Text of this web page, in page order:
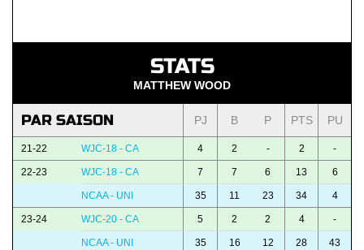
STATS
MATTHEW WOOD
PAR SAISON PJ B P PTS PU
21-22 WJC-18 - CA 4 2 - 2 -
22-23 WJC-18 - CA 7 7 6 13 6
NCAA - UNI 35 11 23 34 4
23-24 WJC-20 - CA 5 2 2 4 -
NCAA - UNI 35 16 12 28 43